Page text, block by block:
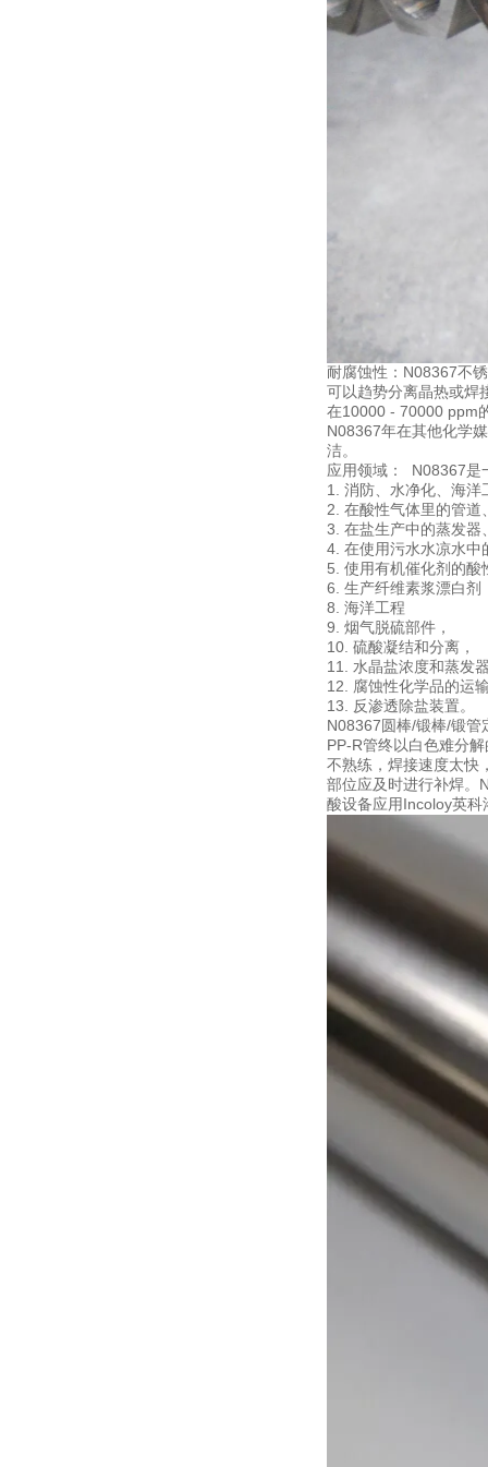
耐腐蚀性：N08367不
可以趋势分离晶热或焊
在10000 - 70000 ppm
N08367年在其他化学
洁。
应用领域： N08367是
1. 消防、水净化、海
2. 在酸性气体里的管
3. 在盐生产中的蒸发
4. 在使用污水水凉水
5. 使用有机催化剂的
6. 生产纤维素浆漂白剂
8. 海洋工程
9. 烟气脱硫部件，
10. 硫酸凝结和分离，
11. 水晶盐浓度和蒸发
12. 腐蚀性化学品的运
13. 反渗透除盐装置。
N08367圆棒/锻棒/锻
PP-R管终以白色难分
不熟练，焊接速度太快
部位应及时进行补焊
酸设备应用Incoloy英